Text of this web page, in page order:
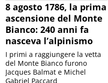
8 agosto 1786, la prima
ascensione del Monte
Bianco: 240 anni fa
nasceva l’alpinismo
I primi a raggiungere la vetta
del Monte Bianco furono
Jacques Balmat e Michel
Gabriel Paccard